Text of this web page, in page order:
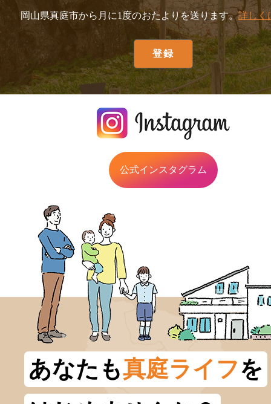
岡山県真庭市から月に1度のおたよりを送ります。詳しく
公式インスタグラム
あなたも真庭ライフを